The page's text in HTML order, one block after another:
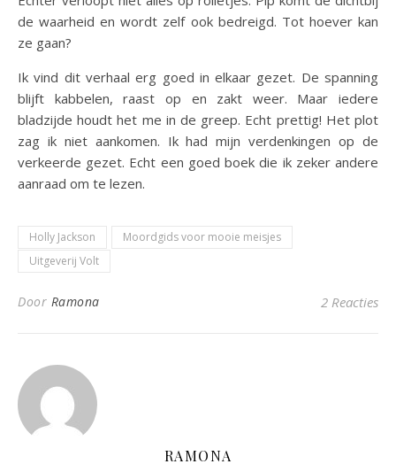
de waarheid en wordt zelf ook bedreigd. Tot hoever kan
ze gaan?
Ik vind dit verhaal erg goed in elkaar gezet. De spanning
blijft kabbelen, raast op en zakt weer. Maar iedere
bladzijde houdt het me in de greep. Echt prettig! Het plot
zag ik niet aankomen. Ik had mijn verdenkingen op de
verkeerde gezet. Echt een goed boek die ik zeker andere
aanraad om te lezen.
Holly Jackson
Moordgids voor mooie meisjes
Uitgeverij Volt
Door Ramona 2 Reacties
RAMONA